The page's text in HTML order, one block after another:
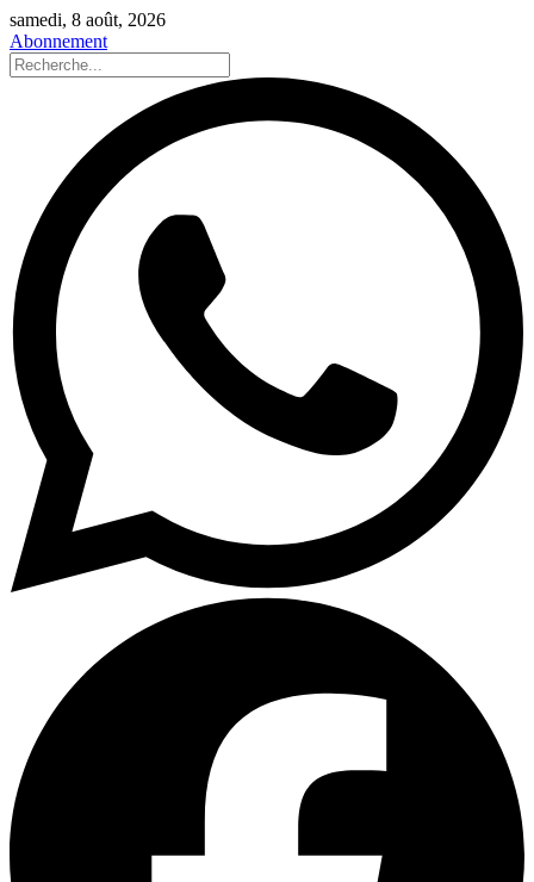
samedi, 8 août, 2026
Abonnement